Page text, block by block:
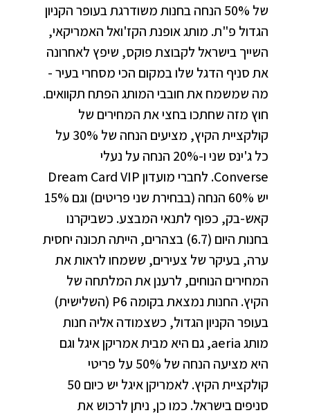
של 50% הנחה בחנות משודרגת בעופר הקניון
הגדול פ"ת. מותג אופנת הקז'ואל האמריקאי,
השייך בישראל לקבוצת פוקס, שיפץ לאחרונה
את סניף הדגל שלו במקום הכי מסחרי בעיר -
מה שמשמח את חובבי המותג הפתח תקוואים.
חוץ מזה שחתכו בחצי את המחירים של
קולקציית הקיץ, מציעים הנחה של 30% על
כל ג'ינס שני ו-20% הנחה על נעלי
Converse. לחברי מועדון Dream Card VIP
יש 60% הנחה (בבחירת שני פריטים) וגם 15%
קאש-בק, כפוף לתנאי המבצע. כשביקרנו
בחנות היום (6.7) בצהרים, הייתה תכונה יחסית
ערה, בעיקר של צעירים, ששמחו לראות את
המחירים הנוחים, לרענן את המלתחה של
הקיץ. החנות נמצאת בקומה P6 (השלישית)
בעופר הקניון הגדול, כשצמודה אליה חנות
מותג aeria, גם היא מבית אמריקן איגל וגם
היא מציעה הנחה של 50% על פריטי
קולקציית הקיץ. לאמריקן איגל יש כיום 50
סניפים בישראל. כמו כן, ניתן לרכוש את